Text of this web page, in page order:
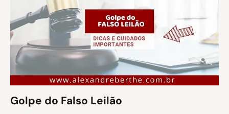
Golpe do Falso Leilão